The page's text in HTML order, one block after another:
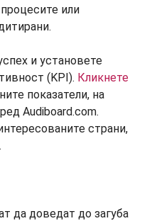
или
и установете
(KPI). Кликнете
показатели, на
Audiboard.com.
страни,
да доведат до загуба